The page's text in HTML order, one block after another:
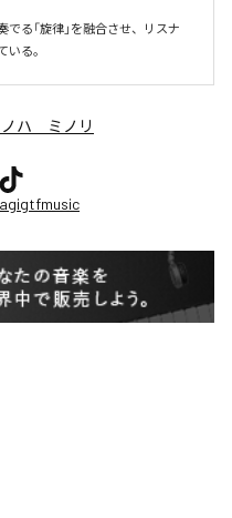
でる「旋律」を融合させ、リスナ
いる。
ノハ ミノリ